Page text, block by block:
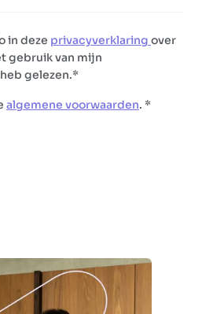
in deze privacyverklaring over
gebruik van mijn
gelezen.
algemene voorwaarden.